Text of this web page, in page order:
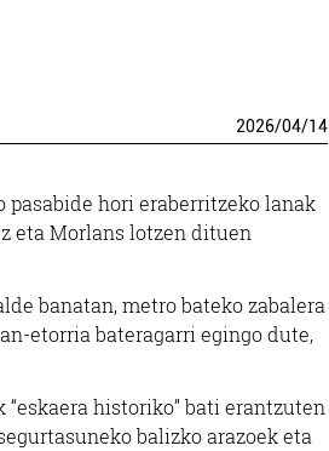
2026/04/14
hori eraberritzeko lanak
eta Morlans lotzen dituen
banatan, metro bateko zabalera
etorria bateragarri egingo dute,
historiko” bati erantzuten
balizko arazoek eta